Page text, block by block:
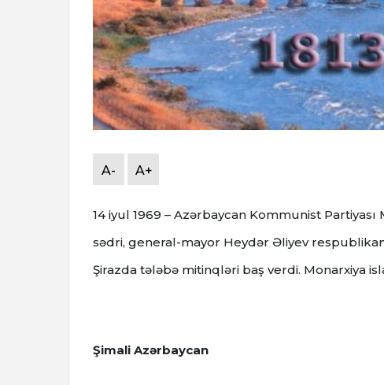
A- A+
14 iyul 1969 – Azərbaycan Kommunist
sədri, general-mayor Heydər Əliyev
Şirazda tələbə mitinqləri baş verdi. Monarxiya
Şimali Azərbaycan